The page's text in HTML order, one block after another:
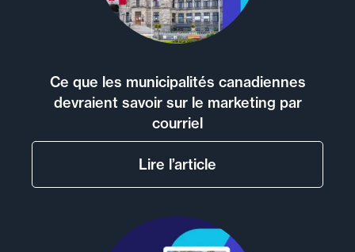
Ce que les municipalités canadiennes
devraient savoir sur le marketing par
courriel
Lire l’article